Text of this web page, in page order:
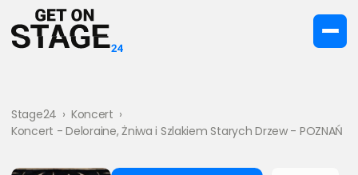
Stage24 › Koncert ›
Koncert - Deloraine, Żniwa i Szlakiem Starych Drzew - POZNAŃ